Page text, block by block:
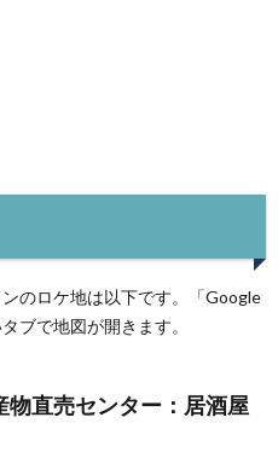
のロケ地は以下です。「Google
ブで地図が開きます。
直売センター：居酒屋